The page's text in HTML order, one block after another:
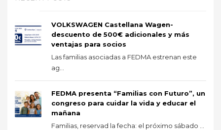
VOLKSWAGEN Castellana Wagen-
descuento de 500€ adicionales y más
ventajas para socios
Las familias asociadas a FEDMA estrenan este
ag...
FEDMA presenta “Familias con Futuro”, un
congreso para cuidar la vida y educar el
mañana
Familias, reservad la fecha: el próximo sábado ...